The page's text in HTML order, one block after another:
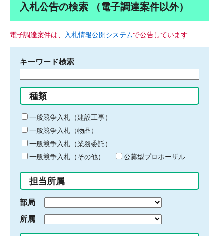
入札公告の検索 （電子調達案件以外）
電子調達案件は、 入札情報公開システムで公告しています
キーワード検索
る
キ
ー
ワ
ー
ド
入
力
種類
一般競争入札（建設工事）
一般競争入札（物品）
一般競争入札（業務委託）
一般競争入札（その他）
公募型プロポーザル
担当所属
部局
所属